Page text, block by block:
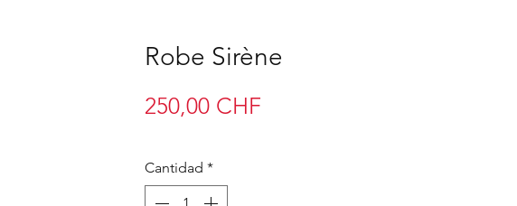
Robe Sirène
250,00 CHF
Cantidad *